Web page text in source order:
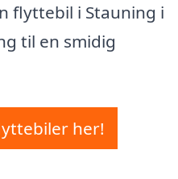
flyttebil i Stauning i
til en smidig
her!